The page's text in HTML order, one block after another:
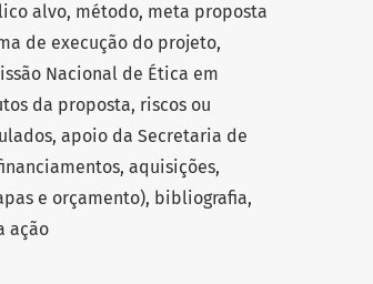
alvo, método, meta proposta
de execução do projeto,
Nacional de Ética em
da proposta, riscos ou
apoio da Secretaria de
aquisições,
e orçamento), bibliografia,
ação